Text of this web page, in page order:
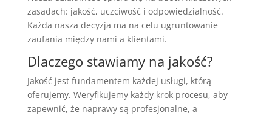
zasadach: jakość, uczciwość i odpowiedzialność.
Każda nasza decyzja ma na celu ugruntowanie
zaufania między nami a klientami.
Dlaczego stawiamy na jakość?
Jakość jest fundamentem każdej usługi, którą
oferujemy. Weryfikujemy każdy krok procesu, aby
zapewnić, że naprawy są profesjonalne, a